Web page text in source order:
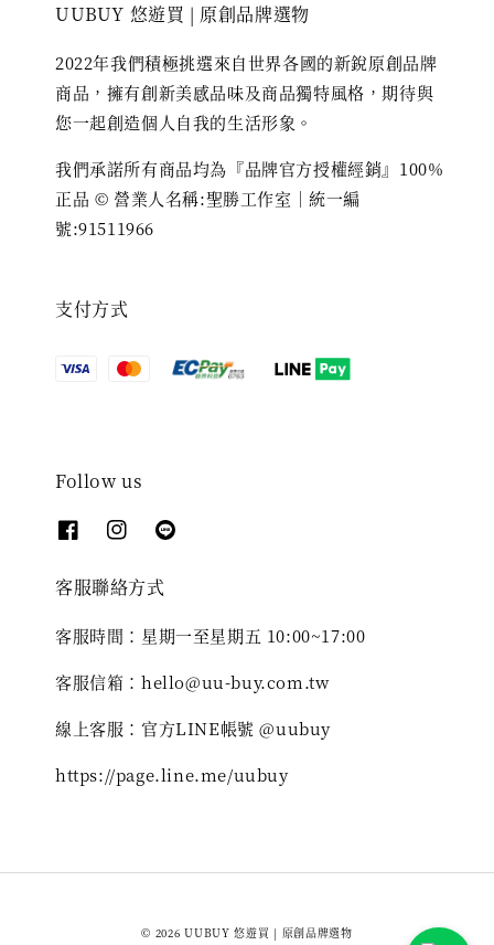
UUBUY 悠遊買 | 原創品牌選物
2022年我們積極挑選來自世界各國的新銳原創品牌
商品，擁有創新美感品味及商品獨特風格，期待與
您一起創造個人自我的生活形象。
我們承諾所有商品均為『品牌官方授權經銷』100%
正品 © 營業人名稱:聖勝工作室｜統一編
號:91511966
支付方式
Follow us
客服聯絡方式
客服時間：星期一至星期五 10:00~17:00
客服信箱：hello@uu-buy.com.tw
線上客服：官方LINE帳號 @uubuy
https://page.line.me/uubuy
© 2026 UUBUY 悠遊買 | 原創品牌選物